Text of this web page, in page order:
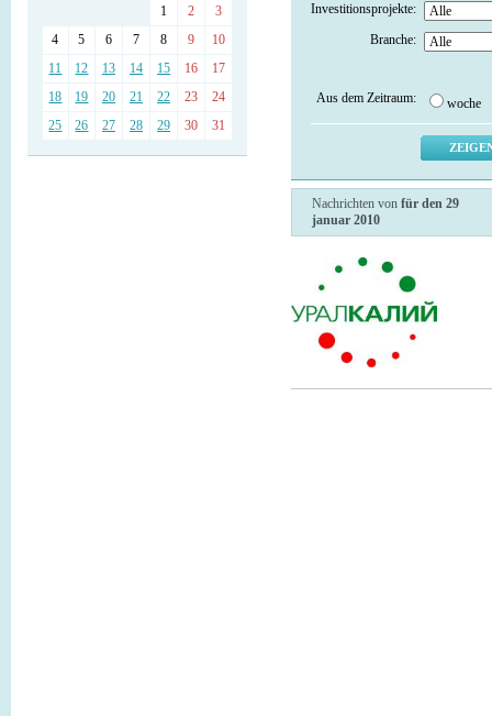
1 2
3
4
5 6 7 8 9
10
11
12 13 14 15 16
17
18
19 20 21 22 23
24
25
26 27 28 29 30 31
Investitionsprojekte:
Branche:
Aus dem Zeitraum: woche
Nachrichten von für den 29
januar 2010